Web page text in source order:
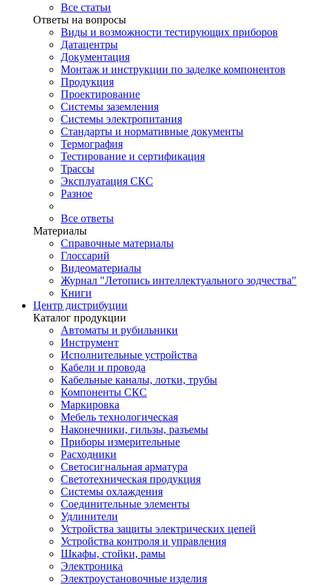
Все статьи
Ответы на вопросы
Виды и возможности тестирующих приборов
Датацентры
Документация
Монтаж и инструкции по заделке компонентов
Продукция
Проектирование
Системы заземления
Системы электропитания
Стандарты и нормативные документы
Термография
Тестирование и сертификация
Трассы
Эксплуатация СКС
Разное
Все ответы
Материалы
Справочные материалы
Глоссарий
Видеоматериалы
Журнал "Летопись интеллектуального зодчества"
Книги
Центр дистрибуции
Каталог продукции
Автоматы и рубильники
Инструмент
Исполнительные устройства
Кабели и провода
Кабельные каналы, лотки, трубы
Компоненты СКС
Маркировка
Мебель технологическая
Наконечники, гильзы, разъемы
Приборы измерительные
Расходники
Светосигнальная арматура
Светотехническая продукция
Системы охлаждения
Соединительные элементы
Удлинители
Устройства защиты электрических цепей
Устройства контроля и управления
Шкафы, стойки, рамы
Электроника
Электроустановочные изделия